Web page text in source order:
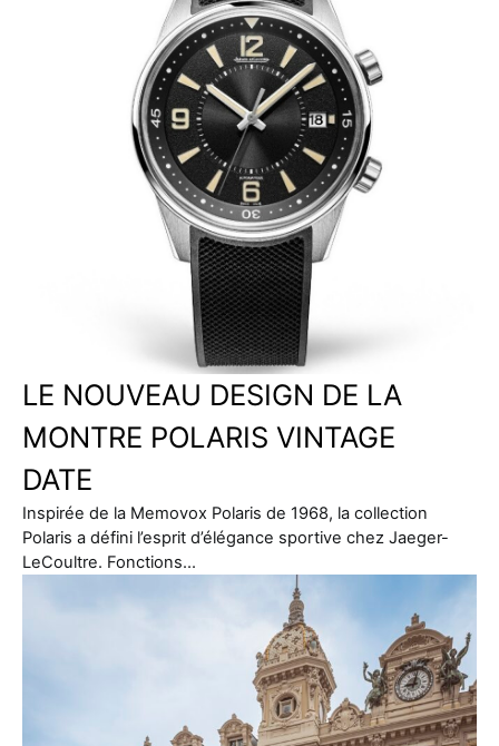
LE NOUVEAU DESIGN DE LA
MONTRE POLARIS VINTAGE
DATE
Inspirée de la Memovox Polaris de 1968, la collection
Polaris a défini l’esprit d’élégance sportive chez Jaeger-
LeCoultre. Fonctions…